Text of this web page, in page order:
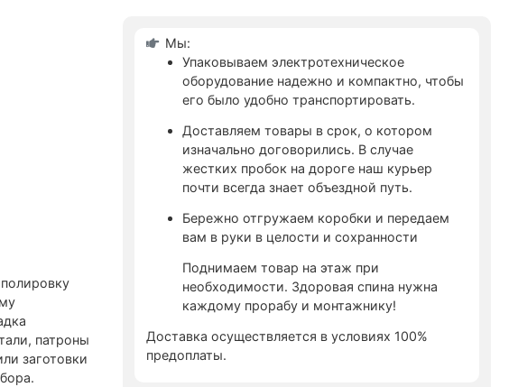
Мы:
Упаковываем электротехническое
оборудование надежно и компактно, чтобы
его было удобно транспортировать.
Доставляем товары в срок, о котором
изначально договорились. В случае
жестких пробок на дороге наш курьер
почти всегда знает объездной путь.
Бережно отгружаем коробки и передаем
вам в руки в целости и сохранности
Поднимаем товар на этаж при
необходимости. Здоровая спина нужна
каждому прорабу и монтажнику!
Доставка осуществляется в условиях 100%
предоплаты.
патроны
заготовки